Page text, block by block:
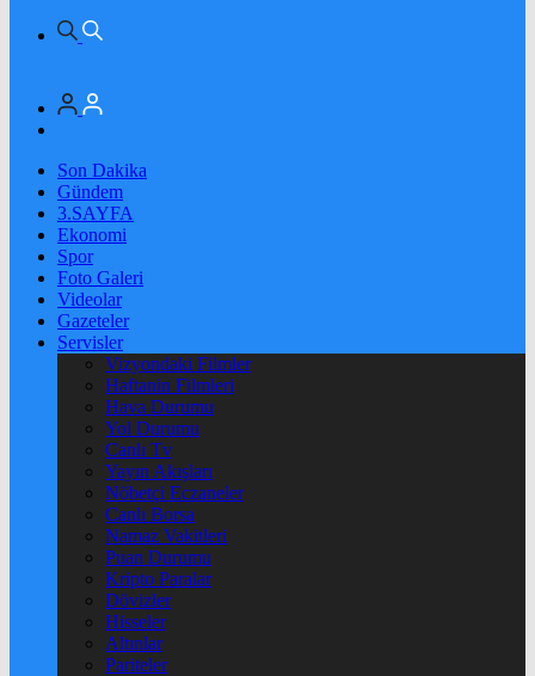
Son Dakika
Gündem
3.SAYFA
Ekonomi
Spor
Foto Galeri
Videolar
Gazeteler
Servisler
Vizyondaki Filmler
Haftanin Filmleri
Hava Durumu
Yol Durumu
Canlı Tv
Yayın Akışları
Nöbetçi Eczaneler
Canlı Borsa
Namaz Vakitleri
Puan Durumu
Kripto Paralar
Dövizler
Hisseler
Altınlar
Pariteler